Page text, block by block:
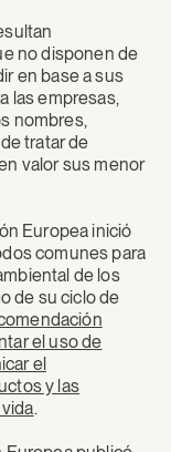
no disponen de
en base a sus
las empresas,
nombres,
tratar de
valor sus menor
Europea inició
comunes para
de los
de su ciclo de
el uso de
el
y las
.